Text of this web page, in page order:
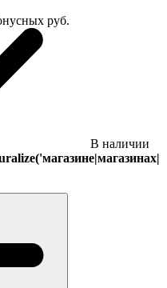
руб.
В наличии